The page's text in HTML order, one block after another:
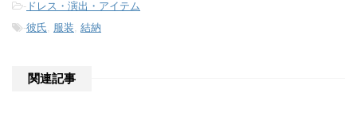
- ドレス・演出・アイテム
-彼氏 服装 結納
関連記事